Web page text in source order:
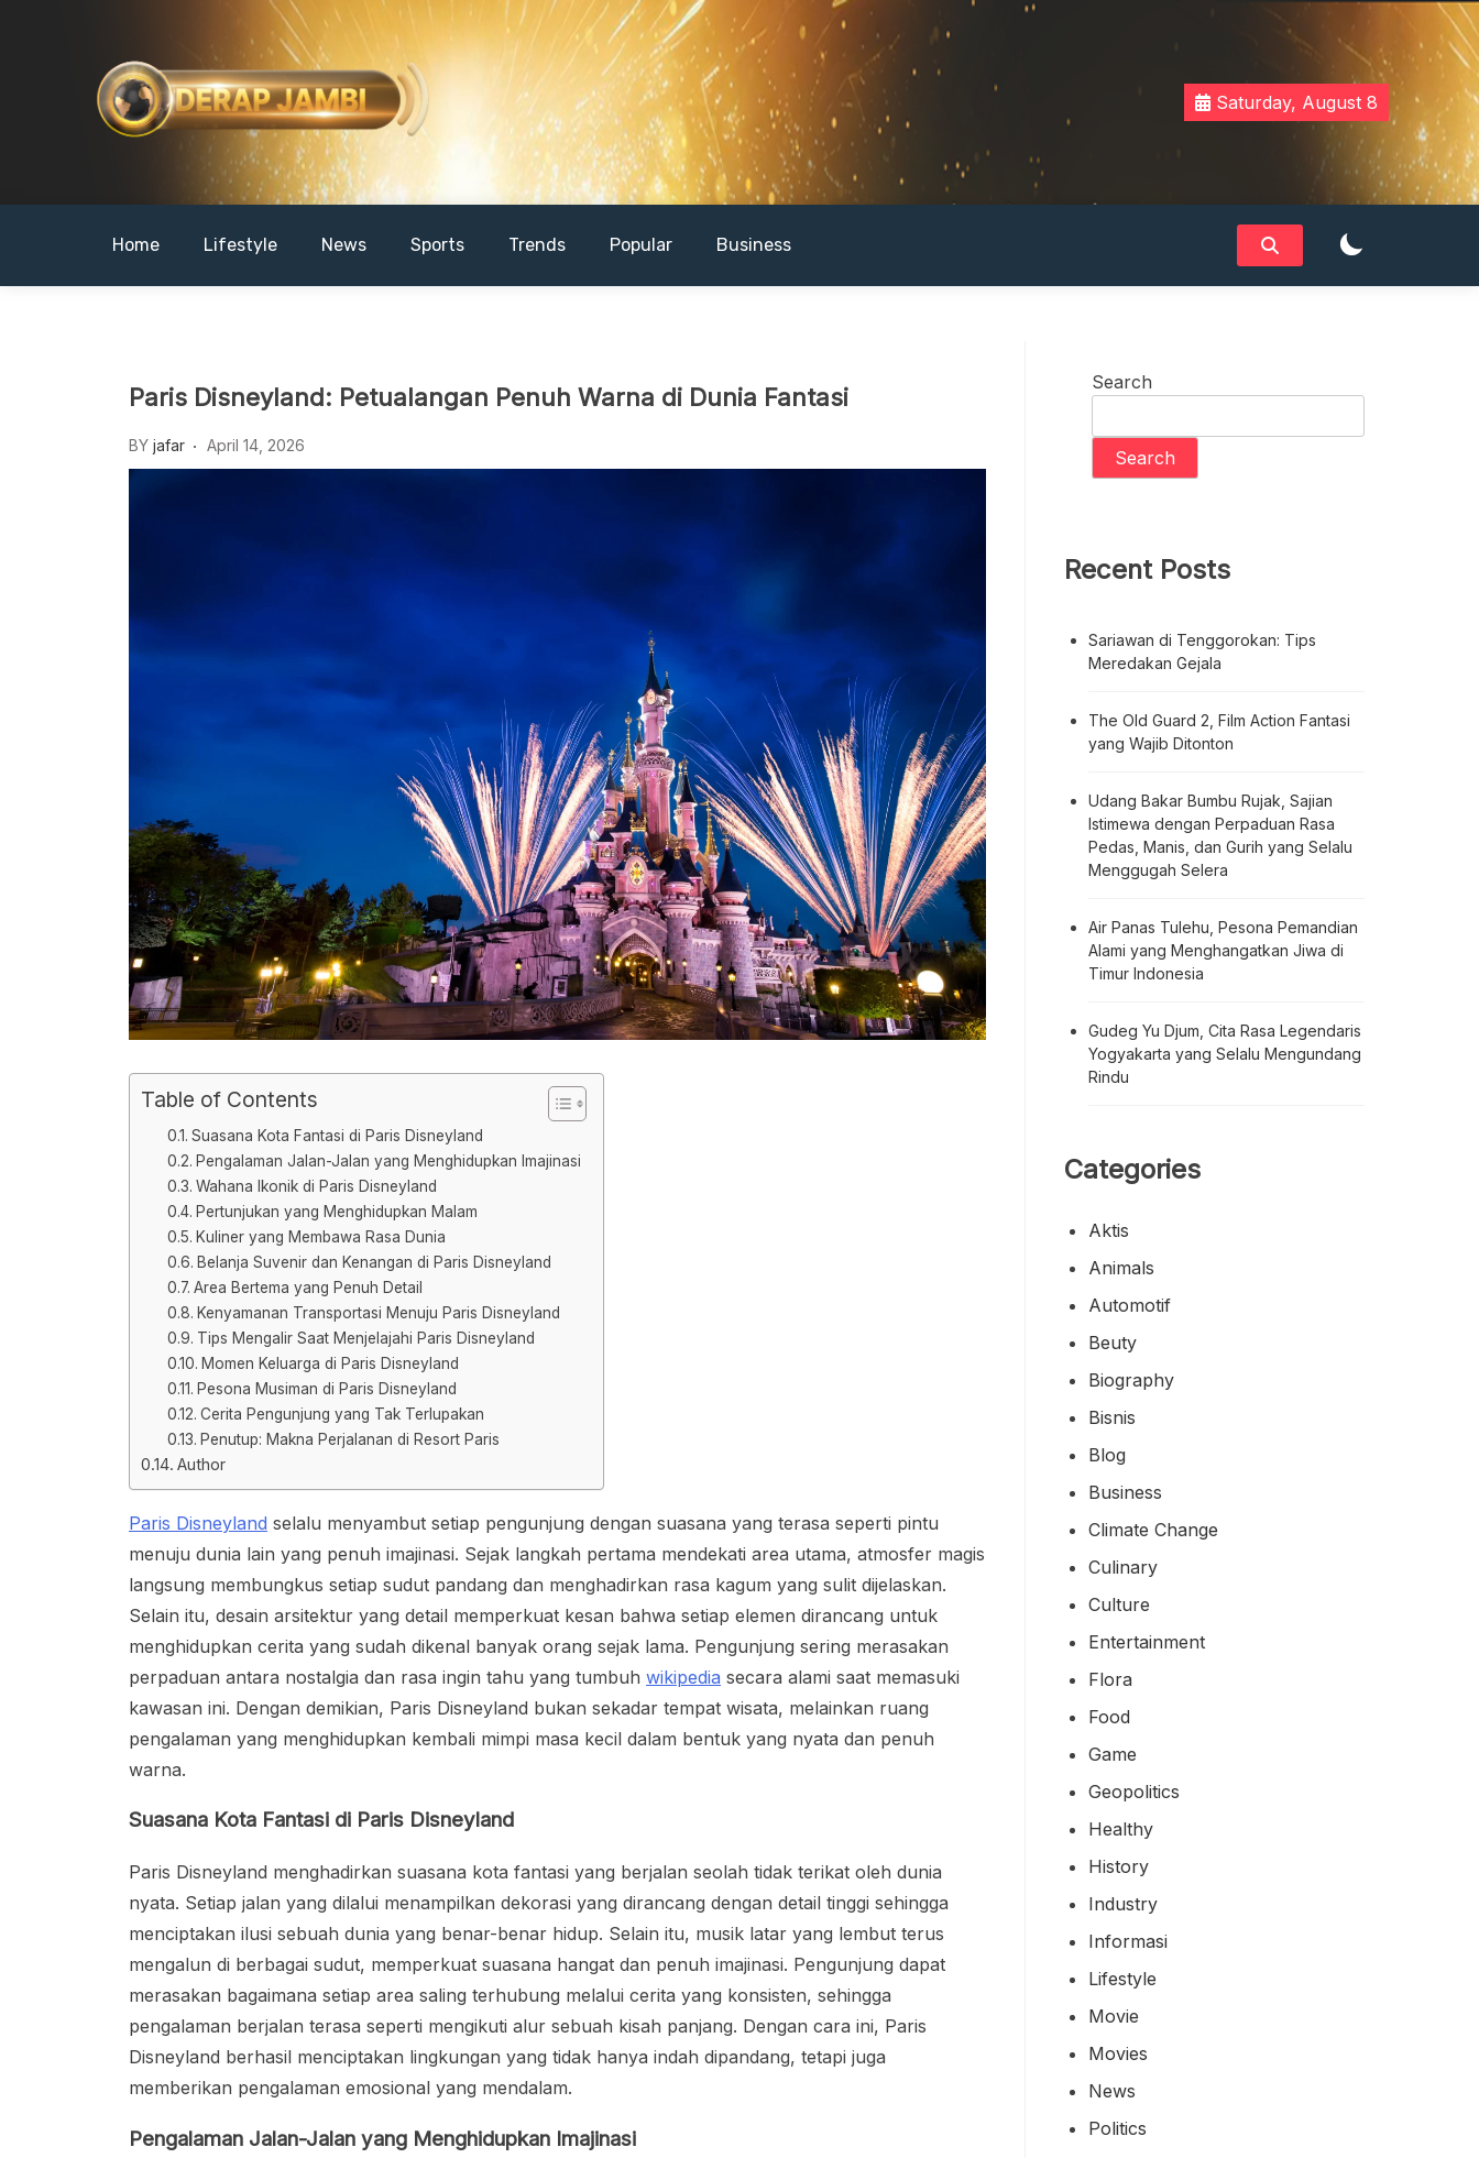
DERAPJAMBI
Saturday, August 8
Home Lifestyle News Sports Trends Popular Business
Paris Disneyland: Petualangan Penuh Warna di Dunia Fantasi
BY jafar April 14, 2026
Table of Contents
Suasana Kota Fantasi di Paris Disneyland
Pengalaman Jalan-Jalan yang Menghidupkan Imajinasi
Wahana Ikonik di Paris Disneyland
Pertunjukan yang Menghidupkan Malam
Kuliner yang Membawa Rasa Dunia
Belanja Suvenir dan Kenangan di Paris Disneyland
Area Bertema yang Penuh Detail
Kenyamanan Transportasi Menuju Paris Disneyland
Tips Mengalir Saat Menjelajahi Paris Disneyland
Momen Keluarga di Paris Disneyland
Pesona Musiman di Paris Disneyland
Cerita Pengunjung yang Tak Terlupakan
Penutup: Makna Perjalanan di Resort Paris
Author
Paris Disneyland selalu menyambut setiap pengunjung dengan suasana yang terasa seperti pintu
menuju dunia lain yang penuh imajinasi. Sejak langkah pertama mendekati area utama, atmosfer magis
langsung membungkus setiap sudut pandang dan menghadirkan rasa kagum yang sulit dijelaskan.
Selain itu, desain arsitektur yang detail memperkuat kesan bahwa setiap elemen dirancang untuk
menghidupkan cerita yang sudah dikenal banyak orang sejak lama. Pengunjung sering merasakan
perpaduan antara nostalgia dan rasa ingin tahu yang tumbuh wikipedia secara alami saat memasuki
kawasan ini. Dengan demikian, Paris Disneyland bukan sekadar tempat wisata, melainkan ruang
pengalaman yang menghidupkan kembali mimpi masa kecil dalam bentuk yang nyata dan penuh
warna.
Suasana Kota Fantasi di Paris Disneyland
Paris Disneyland menghadirkan suasana kota fantasi yang berjalan seolah tidak terikat oleh dunia
nyata. Setiap jalan yang dilalui menampilkan dekorasi yang dirancang dengan detail tinggi sehingga
menciptakan ilusi sebuah dunia yang benar-benar hidup. Selain itu, musik latar yang lembut terus
mengalun di berbagai sudut, memperkuat suasana hangat dan penuh imajinasi. Pengunjung dapat
merasakan bagaimana setiap area saling terhubung melalui cerita yang konsisten, sehingga
pengalaman berjalan terasa seperti mengikuti alur sebuah kisah panjang. Dengan cara ini, Paris
Disneyland berhasil menciptakan lingkungan yang tidak hanya indah dipandang, tetapi juga
memberikan pengalaman emosional yang mendalam.
Pengalaman Jalan-Jalan yang Menghidupkan Imajinasi
Search
Search
Recent Posts
Sariawan di Tenggorokan: Tips
Meredakan Gejala
The Old Guard 2, Film Action Fantasi
yang Wajib Ditonton
Udang Bakar Bumbu Rujak, Sajian
Istimewa dengan Perpaduan Rasa
Pedas, Manis, dan Gurih yang Selalu
Menggugah Selera
Air Panas Tulehu, Pesona Pemandian
Alami yang Menghangatkan Jiwa di
Timur Indonesia
Gudeg Yu Djum, Cita Rasa Legendaris
Yogyakarta yang Selalu Mengundang
Rindu
Categories
Aktis
Animals
Automotif
Beuty
Biography
Bisnis
Blog
Business
Climate Change
Culinary
Culture
Entertainment
Flora
Food
Game
Geopolitics
Healthy
History
Industry
Informasi
Lifestyle
Movie
Movies
News
Politics